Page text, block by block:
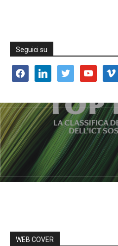
Seguici su
facebooklinkedin twitter youtube vimeo
WEB COVER